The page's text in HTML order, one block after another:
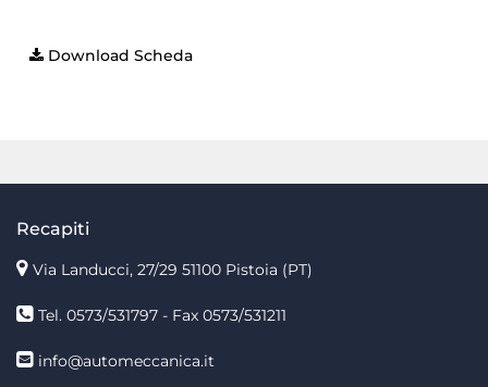
Download Scheda
Recapiti
Via Landucci, 27/29 51100 Pistoia (PT)
Tel. 0573/531797 - Fax 0573/531211
info@automeccanica.it